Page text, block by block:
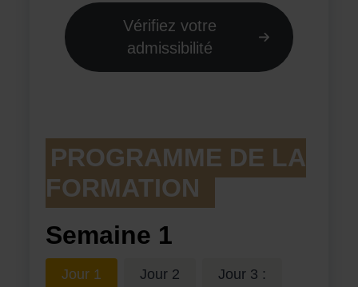
Vérifiez votre
admissibilité
PROGRAMME DE LA
FORMATION
Semaine 1
Jour 1 Jour 2 Jour 3 :